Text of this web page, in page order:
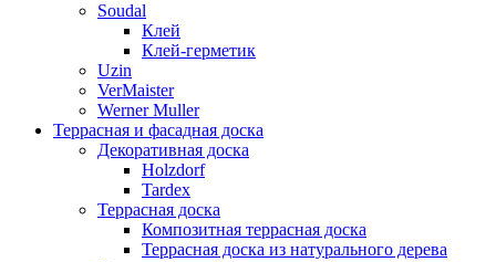
Soudal
Клей
Клей-герметик
Uzin
VerMaister
Werner Muller
Террасная и фасадная доска
Декоративная доска
Holzdorf
Tardex
Террасная доска
Композитная террасная доска
Террасная доска из натурального дерева